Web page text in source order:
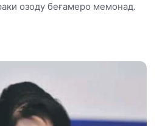
озоду беғамеро мемонад.